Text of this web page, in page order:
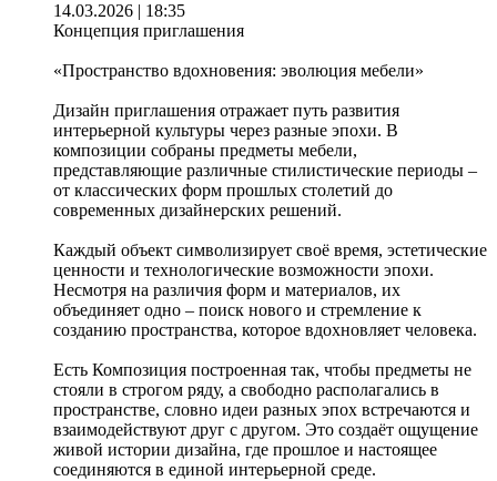
14.03.2026 | 18:35
Концепция приглашения
«Пространство вдохновения: эволюция мебели»
Дизайн приглашения отражает путь развития
интерьерной культуры через разные эпохи. В
композиции собраны предметы мебели,
представляющие различные стилистические периоды –
от классических форм прошлых столетий до
современных дизайнерских решений.
Каждый объект символизирует своё время, эстетические
ценности и технологические возможности эпохи.
Несмотря на различия форм и материалов, их
объединяет одно – поиск нового и стремление к
созданию пространства, которое вдохновляет человека.
Есть Композиция построенная так, чтобы предметы не
стояли в строгом ряду, а свободно располагались в
пространстве, словно идеи разных эпох встречаются и
взаимодействуют друг с другом. Это создаёт ощущение
живой истории дизайна, где прошлое и настоящее
соединяются в единой интерьерной среде.